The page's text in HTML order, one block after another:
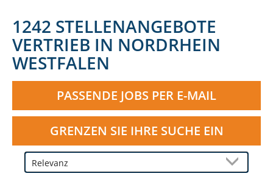
1242 STELLENANGEBOTE
VERTRIEB IN NORDRHEIN
WESTFALEN
PASSENDE JOBS PER E-MAIL
GRENZEN SIE IHRE SUCHE EIN